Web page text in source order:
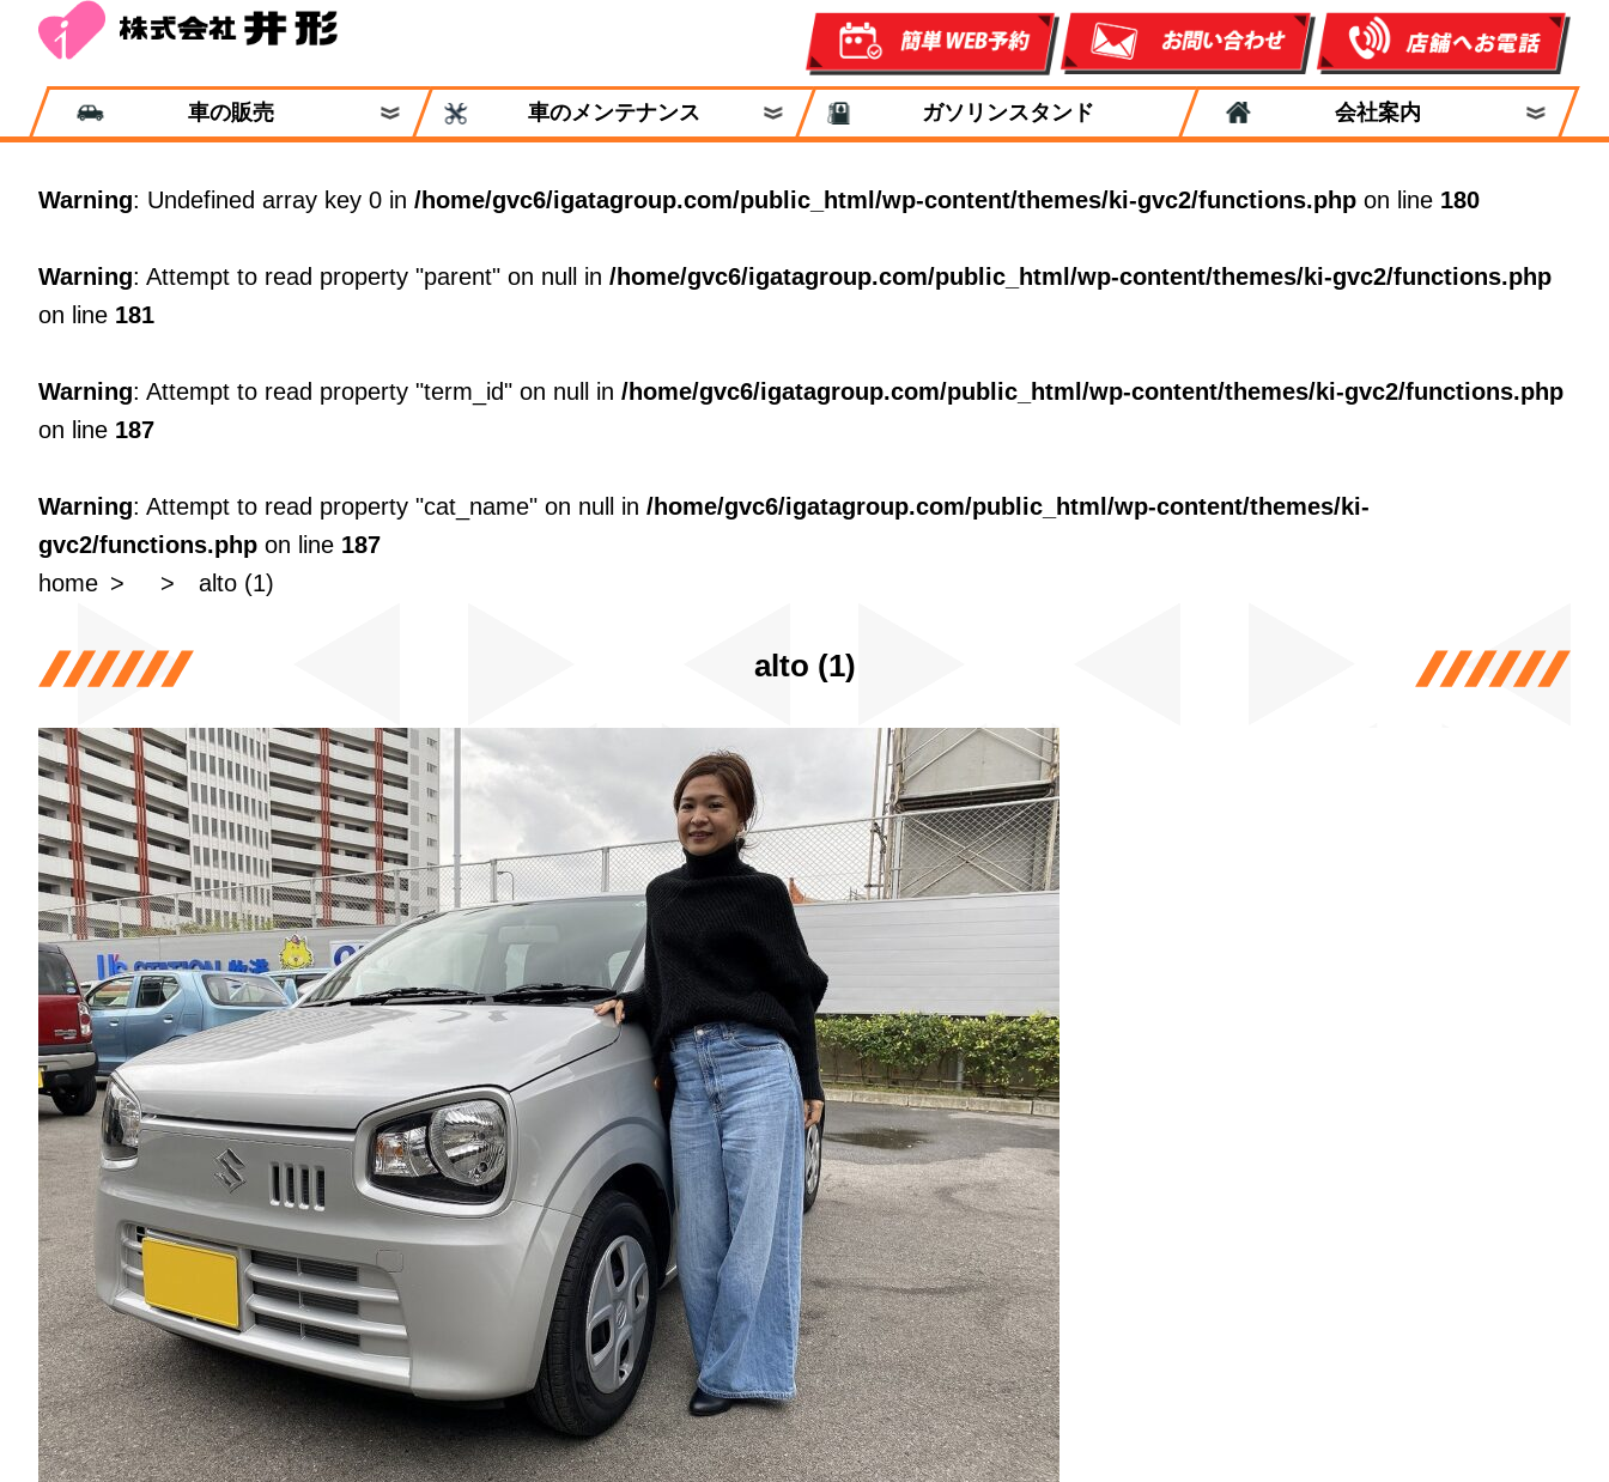
車の販売 車のメンテナンス ガソリンスタンド 会社案内
Warning: Undefined array key 0 in /home/gvc6/igatagroup.com/public_html/wp-content/themes/ki-gvc2/functions.php on line 180
Warning: Attempt to read property "parent" on null in /home/gvc6/igatagroup.com/public_html/wp-content/themes/ki-gvc2/functions.php
on line 181
Warning: Attempt to read property "term_id" on null in /home/gvc6/igatagroup.com/public_html/wp-content/themes/ki-gvc2/functions.php
on line 187
Warning: Attempt to read property "cat_name" on null in /home/gvc6/igatagroup.com/public_html/wp-content/themes/ki-
gvc2/functions.php on line 187
home
alto (1)
alto (1)